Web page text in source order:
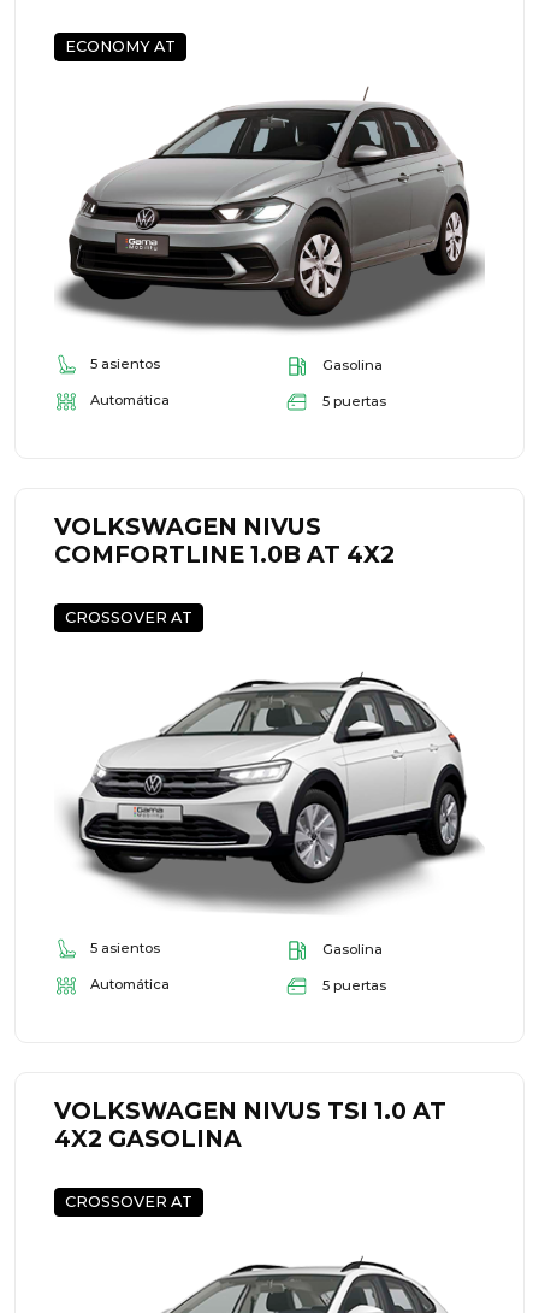
ECONOMY AT
5 asientos Gasolina
Automática 5 puertas
VOLKSWAGEN NIVUS
COMFORTLINE 1.0B AT 4X2
CROSSOVER AT
5 asientos Gasolina
Automática 5 puertas
VOLKSWAGEN NIVUS TSI 1.0 AT
4X2 GASOLINA
CROSSOVER AT